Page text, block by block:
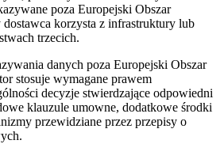
poza Europejski Obszar
korzysta z infrastruktury lub
trzecich.
danych poza Europejski Obszar
stosuje wymagane prawem
decyzje stwierdzające odpowiedni
klauzule umowne, dodatkowe środki
przewidziane przez przepisy o